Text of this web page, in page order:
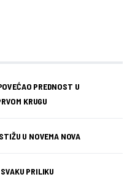
PREDNOST U
KRUGU
U NOVEMA NOVA
PRILIKU